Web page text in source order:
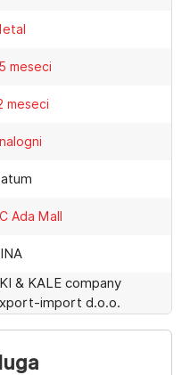
meseci
meseci
Ada Mall
& KALE company
import d.o.o.